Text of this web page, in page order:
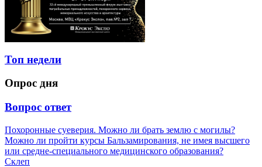
Топ недели
Опрос дня
Вопрос ответ
Похоронные суеверия. Можно ли брать землю с могилы?
Можно ли пройти курсы Бальзамирования, не имея высшего
или средне-специального медицинского образования?
Склеп